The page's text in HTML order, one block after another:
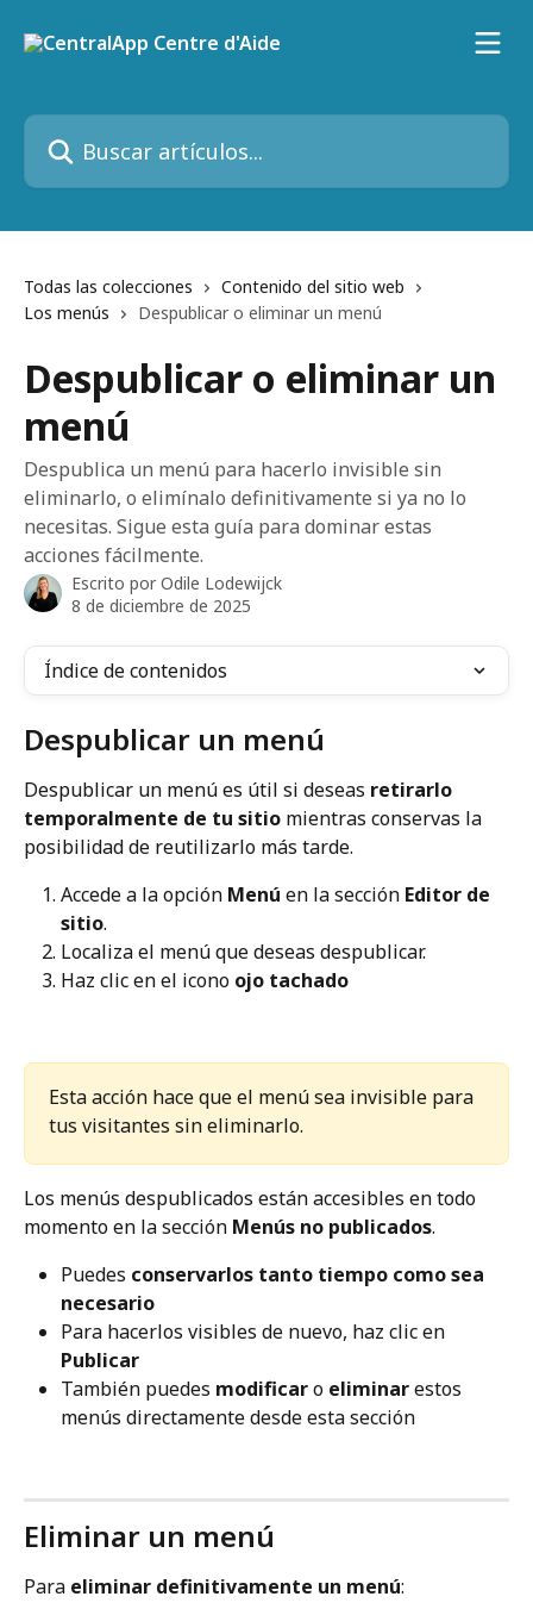
Buscar artículos...
Todas las colecciones
Contenido del sitio web
Los menús
Despublicar o eliminar un menú
Despublicar o eliminar un
menú
Despublica un menú para hacerlo invisible sin
eliminarlo, o elimínalo definitivamente si ya no lo
necesitas. Sigue esta guía para dominar estas
acciones fácilmente.
Escrito por Odile Lodewijck
8 de diciembre de 2025
Índice de contenidos
Despublicar un menú
Despublicar un menú es útil si deseas retirarlo
temporalmente de tu sitio mientras conservas la
posibilidad de reutilizarlo más tarde.
Accede a la opción Menú en la sección Editor de
sitio.
Localiza el menú que deseas despublicar.
Haz clic en el icono ojo tachado
Esta acción hace que el menú sea invisible para
tus visitantes sin eliminarlo.
Los menús despublicados están accesibles en todo
momento en la sección Menús no publicados.
Puedes conservarlos tanto tiempo como sea
necesario
Para hacerlos visibles de nuevo, haz clic en
Publicar
También puedes modificar o eliminar estos
menús directamente desde esta sección
Eliminar un menú
Para eliminar definitivamente un menú: